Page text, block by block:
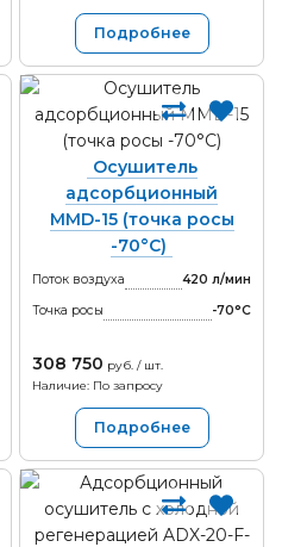
Подробнее
Осушитель
адсорбционный
MMD-15 (точка росы
-70°С)
Поток воздуха
420 л/мин
Точка росы
-70°С
308 750 руб. / шт.
Наличие: По запросу
Подробнее